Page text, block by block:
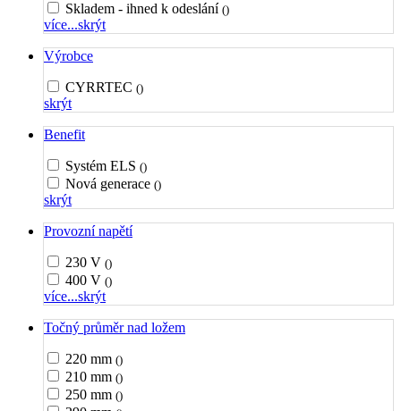
Skladem - ihned k odeslání ()
více...skrýt
Výrobce
CYRRTEC ()
skrýt
Benefit
Systém ELS ()
Nová generace ()
skrýt
Provozní napětí
230 V ()
400 V ()
více...skrýt
Točný průměr nad ložem
220 mm ()
210 mm ()
250 mm ()